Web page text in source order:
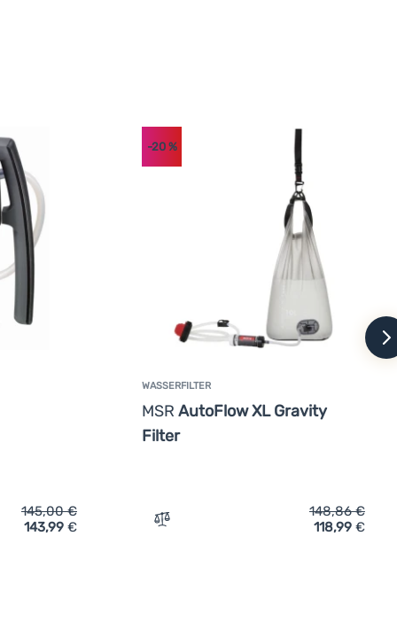
145,00€
143,99 €
WASSERFILTER
MSR AutoFlow XL Gravity
Filter
-20%
Vergleichen
148,86€
118,99 €